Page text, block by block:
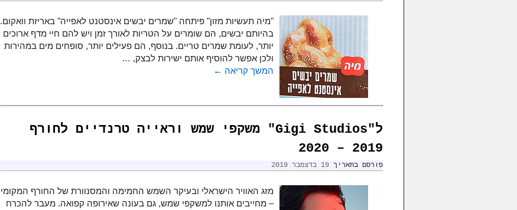
"מיה תעשיות מזון" פיתחה "שמרים יבשים אינסטנט לאפייה" באריזת וואקום.
בהיותם יבשים, הם שומרים על הטריות לאורך זמן ויש להם חיי מדף ארוכים
יותר, לעומת שמרים טריים. בנוסף, הם פעילים יותר, סופחים מים במהירות
ולכן אפשר להוסיף אותם ישירות לבצק, …
המשך קריאה ←
ל"Gigi Studios" משקפי שמש וראייה טרנדיים לחורף
2019 – 2020
פורסם בתאריך 19 בדצמבר 2019
מזג האוויר הישראלי ובעיקר השמש החמימה והמסנוורת של החורף המקומי
– מחייבים אותנו למשקפי שמש, גם בעונה שאירופה קפואה. מעבר להכרח